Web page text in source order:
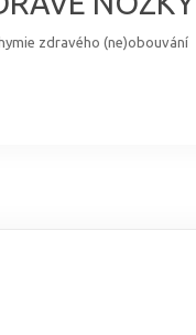
zdravého (ne)obouvání